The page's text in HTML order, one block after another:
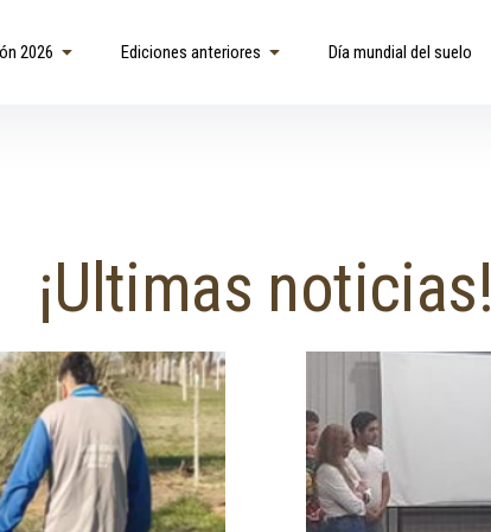
2026 Ediciones anteriores Día mundial del suelo
¡Ultimas noticias!